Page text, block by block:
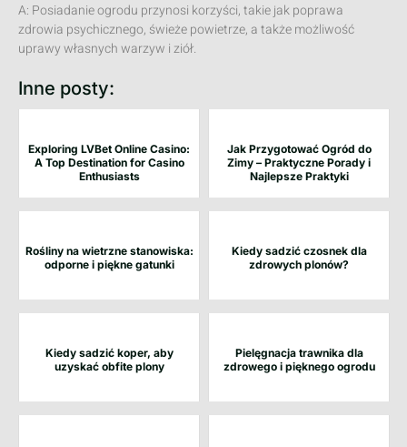
A: Posiadanie ogrodu przynosi korzyści, takie jak poprawa
zdrowia psychicznego, świeże powietrze, a także możliwość
uprawy własnych warzyw i ziół.
Inne posty:
Exploring LVBet Online Casino:
A Top Destination for Casino
Enthusiasts
Jak Przygotować Ogród do
Zimy – Praktyczne Porady i
Najlepsze Praktyki
Rośliny na wietrzne stanowiska:
odporne i piękne gatunki
Kiedy sadzić czosnek dla
zdrowych plonów?
Kiedy sadzić koper, aby
uzyskać obfite plony
Pielęgnacja trawnika dla
zdrowego i pięknego ogrodu